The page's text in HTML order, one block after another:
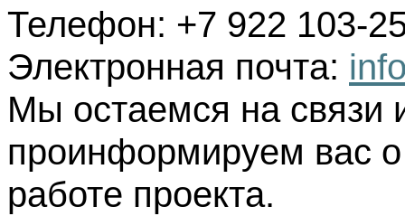
Телефон: +7 922 103-
Электронная почта:
Мы остаемся на связи
проинформируем вас
работе проекта.